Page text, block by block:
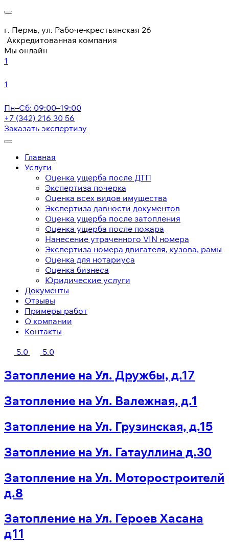
г. Пермь, ул. Рабоче-крестьянская 26
Аккредитованная компания
Мы онлайн
1
1
Пн–Сб: 09:00–19:00
+7 (342) 216 30 56
Заказать экспертизу
Главная
Услуги
Оценка ущерба после ДТП
Экспертиза почерка
Оценка всех видов имущества
Экспертиза давности документов
Оценка ущерба после затопления
Оценка ущерба после пожара
Нанесение утраченного VIN номера
Экспертиза номера двигателя, кузова, рамы
Оценка для нотариуса
Оценка бизнеса
Юридические услуги
Документы
Отзывы
Примеры работ
О компании
Контакты
5.0
5.0
Затопление на Ул. Дружбы, д.17
Затопление на Ул. Валежная, д.1
Затопление на Ул. Грузинская, д.15
Затопление на Ул. Гатауллина д.30
Затопление на Ул. Моторостроителй
д.8
Затопление на Ул. Героев Хасана
д11